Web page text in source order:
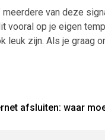
van deze
vooral op je eigen
leuk zijn. Als je graag
afsluiten: waar